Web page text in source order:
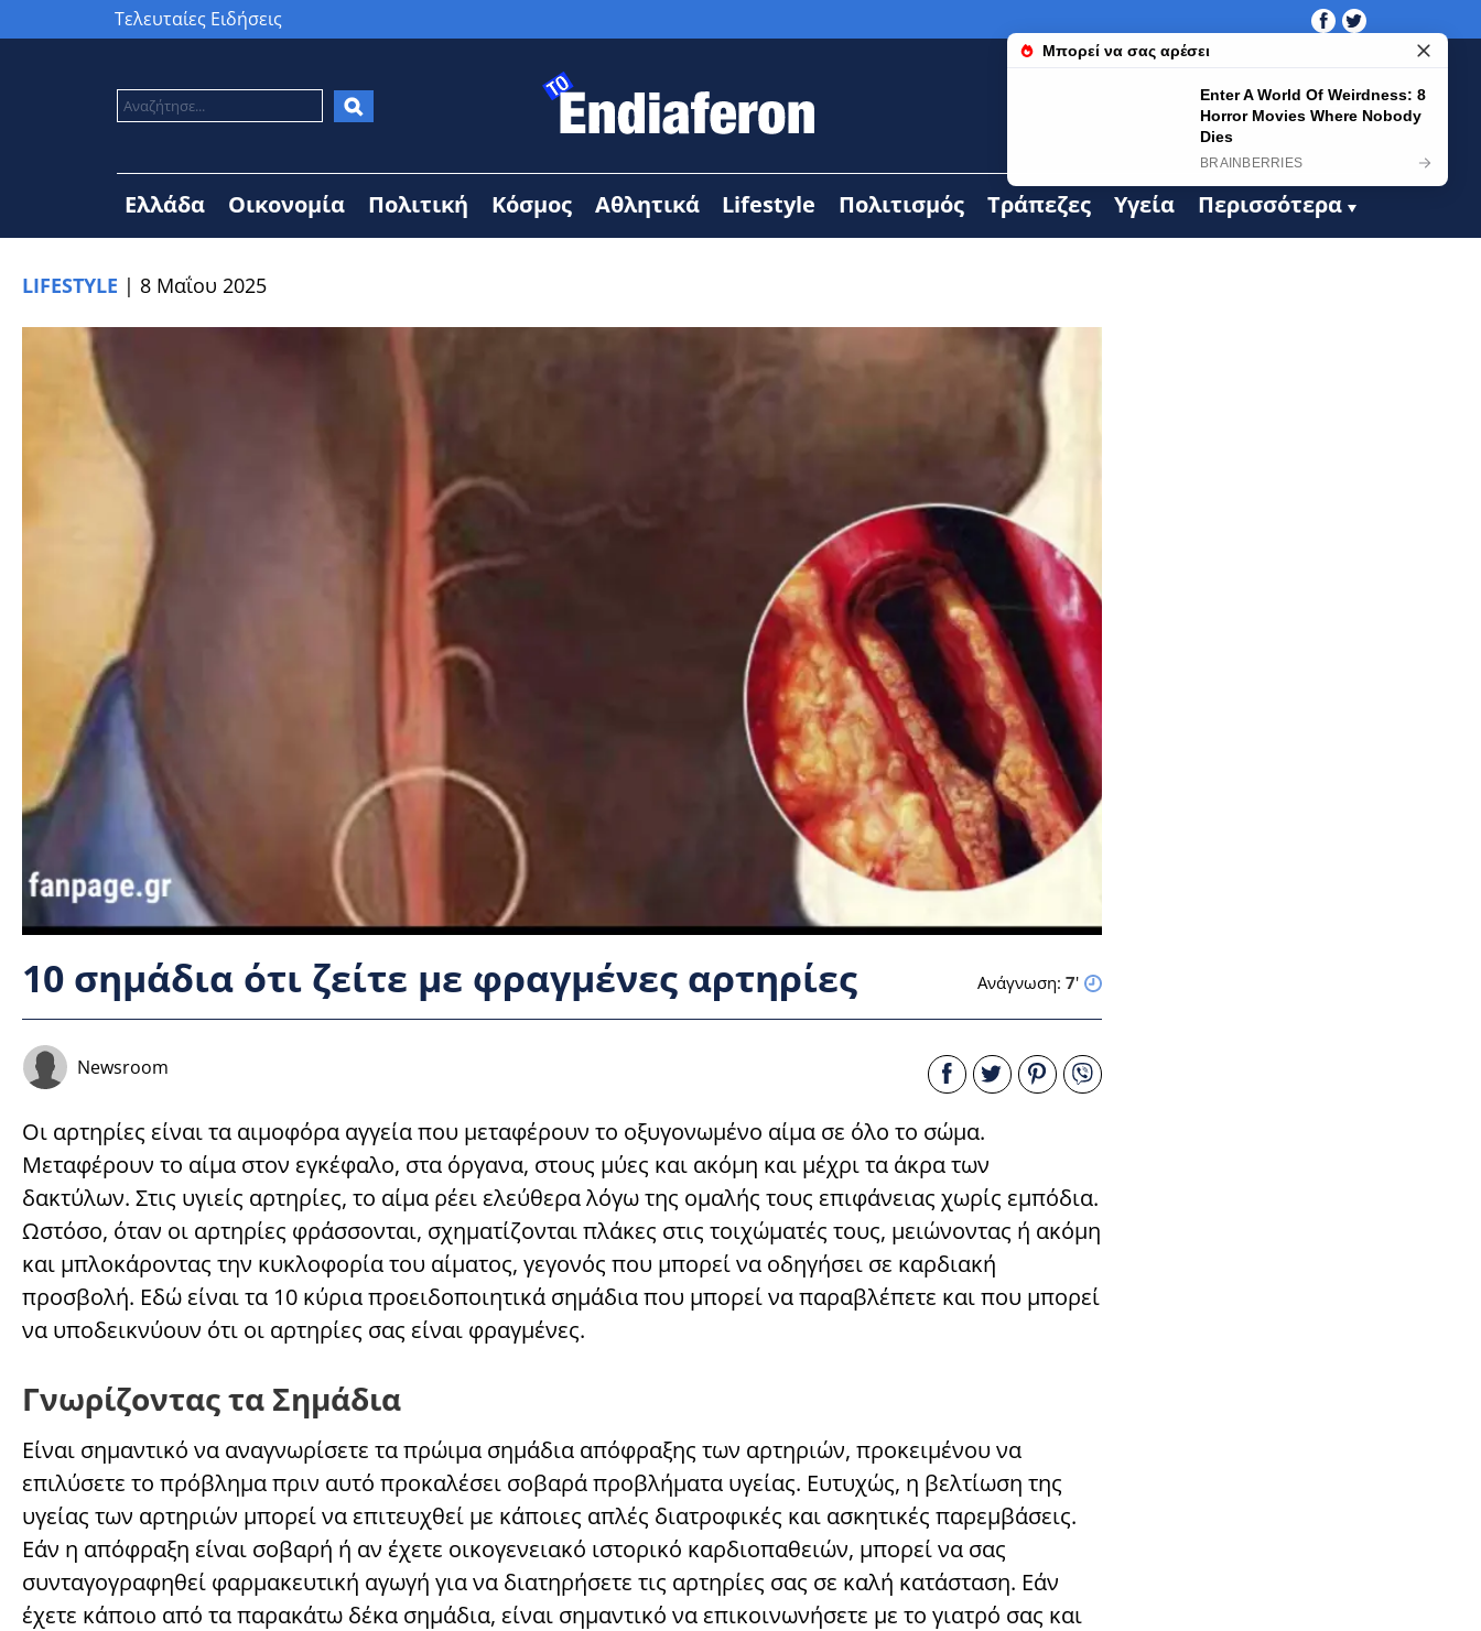
Τελευταίες Ειδήσεις
Ελλάδα Οικονομία Πολιτική Κόσμος Αθλητικά Lifestyle Πολιτισμός Τράπεζες Υγεία Περισσότερα
LIFESTYLE | 8 Μαΐου 2025
10 σημάδια ότι ζείτε με φραγμένες αρτηρίες Ανάγνωση: 7'
Newsroom
Οι αρτηρίες είναι τα αιμοφόρα αγγεία που μεταφέρουν το οξυγονωμένο αίμα σε όλο το σώμα.
Μεταφέρουν το αίμα στον εγκέφαλο, στα όργανα, στους μύες και ακόμη και μέχρι τα άκρα των
δακτύλων. Στις υγιείς αρτηρίες, το αίμα ρέει ελεύθερα λόγω της ομαλής τους επιφάνειας χωρίς εμπόδια.
Ωστόσο, όταν οι αρτηρίες φράσσονται, σχηματίζονται πλάκες στις τοιχώματές τους, μειώνοντας ή ακόμη
και μπλοκάροντας την κυκλοφορία του αίματος, γεγονός που μπορεί να οδηγήσει σε καρδιακή
προσβολή. Εδώ είναι τα 10 κύρια προειδοποιητικά σημάδια που μπορεί να παραβλέπετε και που μπορεί
να υποδεικνύουν ότι οι αρτηρίες σας είναι φραγμένες.
Γνωρίζοντας τα Σημάδια
Είναι σημαντικό να αναγνωρίσετε τα πρώιμα σημάδια απόφραξης των αρτηριών, προκειμένου να
επιλύσετε το πρόβλημα πριν αυτό προκαλέσει σοβαρά προβλήματα υγείας. Ευτυχώς, η βελτίωση της
υγείας των αρτηριών μπορεί να επιτευχθεί με κάποιες απλές διατροφικές και ασκητικές παρεμβάσεις.
Εάν η απόφραξη είναι σοβαρή ή αν έχετε οικογενειακό ιστορικό καρδιοπαθειών, μπορεί να σας
συνταγογραφηθεί φαρμακευτική αγωγή για να διατηρήσετε τις αρτηρίες σας σε καλή κατάσταση. Εάν
έχετε κάποιο από τα παρακάτω δέκα σημάδια, είναι σημαντικό να επικοινωνήσετε με το γιατρό σας και